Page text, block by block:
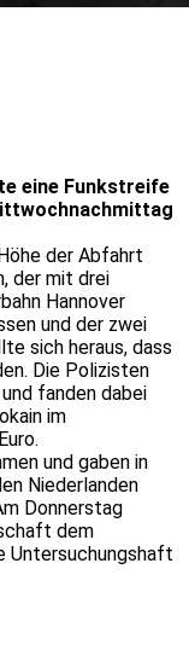
eine Funkstreife
der Abfahrt
der mit drei
Hannover
und der zwei
sich heraus, dass
Die Polizisten
fanden dabei
im
und gaben in
Niederlanden
Donnerstag
dem
Untersuchungshaft